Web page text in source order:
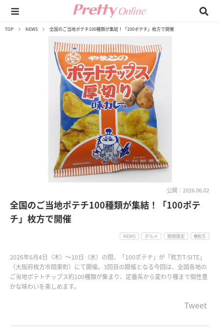
TOP NEWS 全国のご当地ポテチ100種類が集結！「100ポテチ」枚方で開催
公開：2026.06.02
全国のご当地ポテチ100種類が集結！「100ポテ
チ」枚方で開催
NEWS グルメ 期間限定 枚方
2026年6月4日（木）～10日（水）の間、「100ポテチ」が「枚方T-SITE」
（大阪府枚方市岡東町）にて開催。3回目の開催となる今回は、全国各地の
ご当地ポテトチップス約100種類が集まり、定番系から変わり種まで個性豊
かな味わいを楽しめます。
Tweet